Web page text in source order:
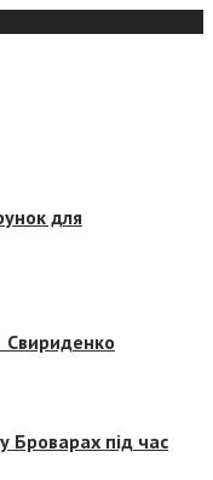
для
Свириденко
Броварах під час